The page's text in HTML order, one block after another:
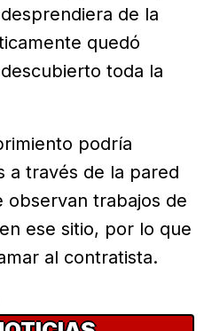
de la
quedó
toda la
podría
a través de la pared
observan trabajos de
ese sitio, por lo que
al contratista.